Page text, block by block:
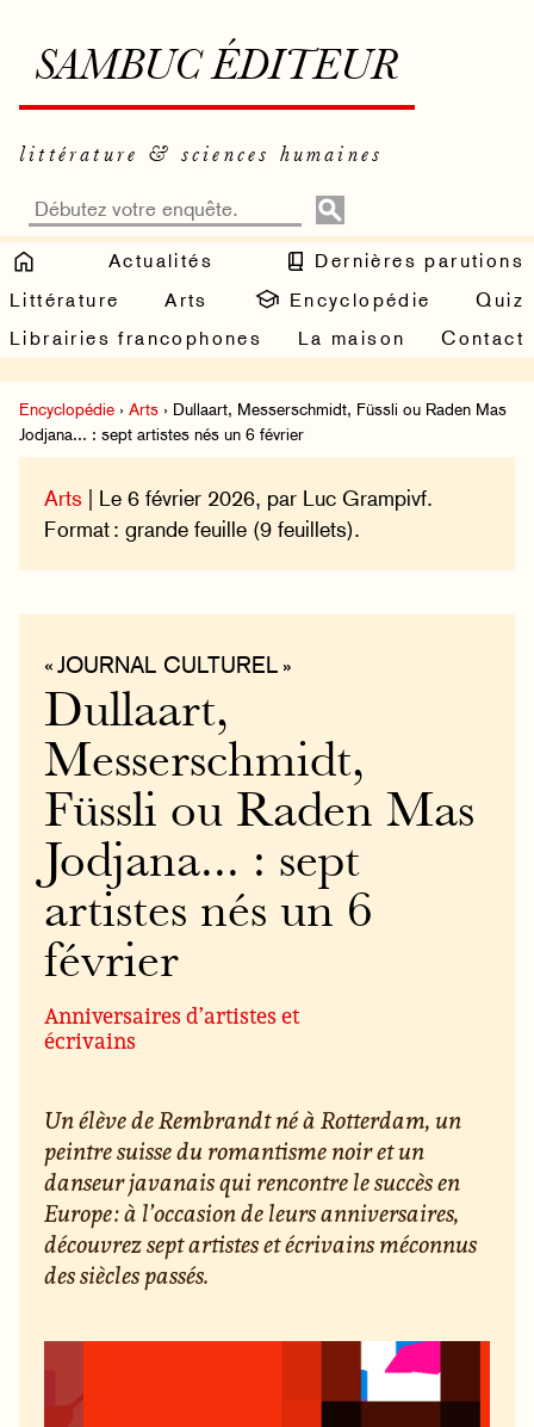
SAMBUC ÉDITEUR
littérature & sciences humaines
Actualités
Dernières parutions
Littérature
Arts Encyclopédie
Quiz
Librairies francophones
La maison Contact
Encyclopédie › Arts › Dullaart, Messerschmidt, Füssli ou Raden Mas
Jodjana... : sept artistes nés un 6 février
Arts | Le 6 février 2026, par Luc Grampivf.
Format : grande feuille (9 feuillets).
« JOURNAL CULTUREL »
Dullaart,
Messerschmidt,
Füssli ou Raden Mas
Jodjana... : sept
artistes nés un 6
février
Anniversaires d’artistes et
écrivains
Un élève de Rembrandt né à Rotterdam, un
peintre suisse du romantisme noir et un
danseur javanais qui rencontre le succès en
Europe : à l’occasion de leurs anniversaires,
découvrez sept artistes et écrivains méconnus
des siècles passés.